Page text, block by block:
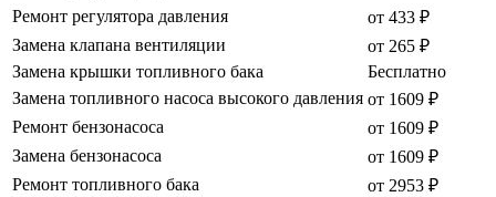
Ремонт регулятора давления
от 433 ₽
Замена клапана вентиляции
от 265 ₽
Замена крышки топливного бака
Бесплатно
Замена топливного насоса высокого давления от 1609 ₽
Ремонт бензонасоса
от 1609 ₽
Замена бензонасоса
от 1609 ₽
Ремонт топливного бака
от 2953 ₽